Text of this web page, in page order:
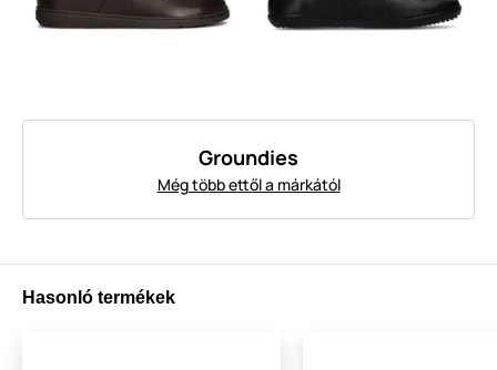
Groundies
Még több ettől a márkától
Hasonló termékek